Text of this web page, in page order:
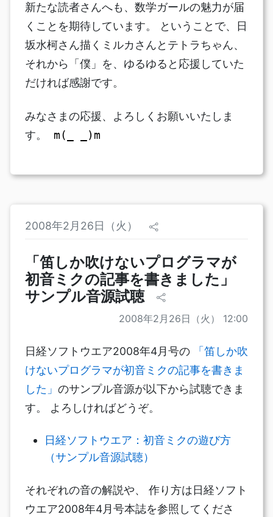
新たな読者さんへも、数学ガールの魅力が届
くことを期待しています。 ということで、日
坂水柯さん描くミルカさんとテトラちゃん、
それから「僕」を、ゆるゆると応援していた
だければ感謝です。
みなさまの応援、よろしくお願いいたしま
す。
m(_ _)m
2008年2月26日（火）
「笛しか吹けないプログラマが
初音ミクの記事を書きました」
サンプル音源試聴
2008年2月26日（火） 12:00
日経ソフトウエア2008年4月号の
「笛しか吹
けないプログラマが初音ミクの記事を書きま
した」 のサンプル音源が以下から試聴できま
す。 よろしければどうぞ。
日経ソフトウエア：初音ミクの遊び方
（サンプル音源試聴）
それぞれの音の解説や、 作り方は日経ソフト
ウエア2008年4月号本誌を参照してくださ